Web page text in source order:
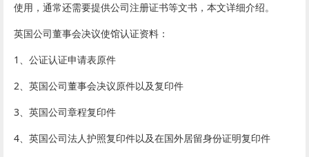
使用，通常还需要提供公司注册证书等文书，本文详细介绍。
英国公司董事会决议使馆认证资料：
1、公证认证申请表原件
2、英国公司董事会决议原件以及复印件
3、英国公司章程复印件
4、英国公司法人护照复印件以及在国外居留身份证明复印件